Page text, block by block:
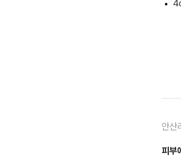
안산
피부